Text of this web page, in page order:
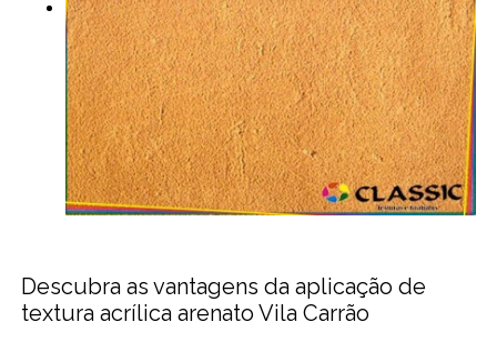
Descubra as vantagens da aplicação de
textura acrílica arenato Vila Carrão